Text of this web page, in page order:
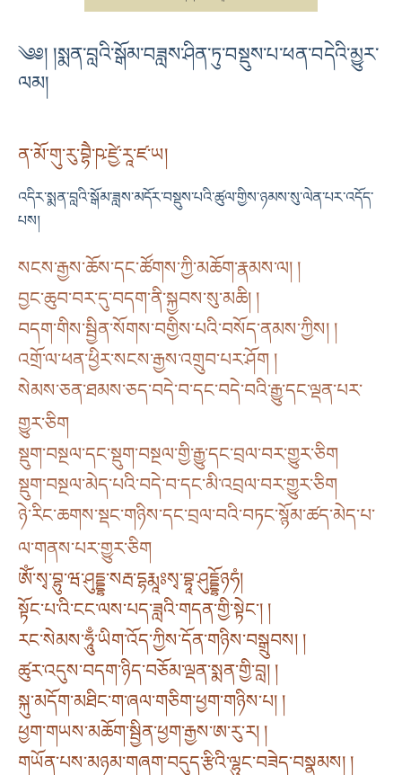
༄༅། །སྨན་བླའི་སྒོམ་བཟླས་ཤིན་ཏུ་བསྡུས་པ་ཕན་བདེའི་མྱུར་
ལམ།
ན་མོ་གུ་རུ་བྷཻ་ཥ་ཛྱེ་རཱ་ཛ་ཡ།
འདིར་སྨན་བླའི་སྒོམ་ཟླས་མདོར་བསྡུས་པའི་ཚུལ་གྱིས་ཉམས་སུ་ལེན་པར་འདོད་
པས།
སངས་རྒྱས་ཆོས་དང་ཚོགས་ཀྱི་མཆོག་རྣམས་ལ། །
བྱང་ཆུབ་བར་དུ་བདག་ནི་སྐྱབས་སུ་མཆི། །
བདག་གིས་སྦྱིན་སོགས་བགྱིས་པའི་བསོད་ནམས་ཀྱིས། །
འགྲོ་ལ་ཕན་ཕྱིར་སངས་རྒྱས་འགྲུབ་པར་ཤོག །
སེམས་ཅན་ཐམས་ཅད་བདེ་བ་དང་བདེ་བའི་རྒྱུ་དང་ལྡན་པར་
གྱུར་ཅིག
སྡུག་བསྔལ་དང་སྡུག་བསྔལ་གྱི་རྒྱུ་དང་བྲལ་བར་གྱུར་ཅིག
སྡུག་བསྔལ་མེད་པའི་བདེ་བ་དང་མི་འབྲལ་བར་གྱུར་ཅིག
ཉེ་རིང་ཆགས་སྡང་གཉིས་དང་བྲལ་བའི་བཏང་སྙོམ་ཚད་མེད་པ་
ལ་གནས་པར་གྱུར་ཅིག
ཨོཾ་སྭ་བྷུ་ཝ་ཤུདྡྷ་སརྦ་དྷརྨཱཿསྭ་བྷཱ་ཤུདྡྷོཉཧཾ།
སྟོང་པ་འི་ངང་ལས་པད་ཟླའི་གདན་གྱི་སྟེང་། །
རང་སེམས་ཧཱུྃ་ཡིག་འོད་ཀྱིས་དོན་གཉིས་བསྒྲུབས། །
ཚུར་འདུས་བདག་ཉིད་བཅོམ་ལྡན་སྨན་གྱི་བླ། །
སྐུ་མདོག་མཐིང་ག་ཞལ་གཅིག་ཕྱག་གཉིས་པ། །
ཕྱག་གཡས་མཆོག་སྦྱིན་ཕྱག་རྒྱས་ཨ་རུ་ར། །
གཡོན་པས་མཉམ་གཞག་བདུད་རྩིའི་ལྷུང་བཟེད་བསྣམས། །